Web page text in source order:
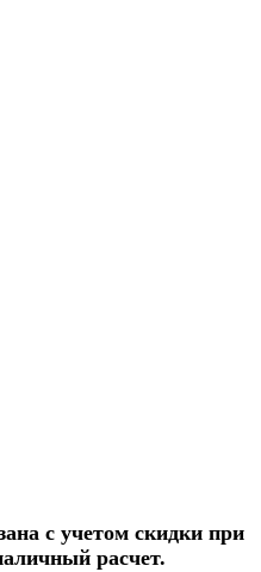
с учетом скидки при
расчет.